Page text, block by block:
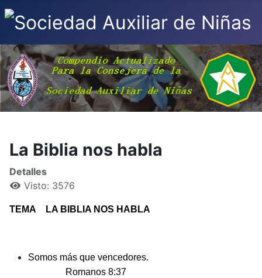
La Biblia nos habla
Detalles
Visto: 3576
TEMA LA BIBLIA NOS HABLA
Somos más que vencedores.
Romanos 8:37